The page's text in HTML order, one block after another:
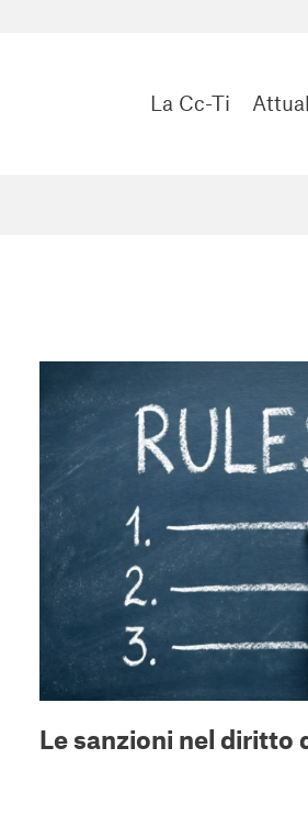
La Cc-Ti
Le sanzioni nel diritto